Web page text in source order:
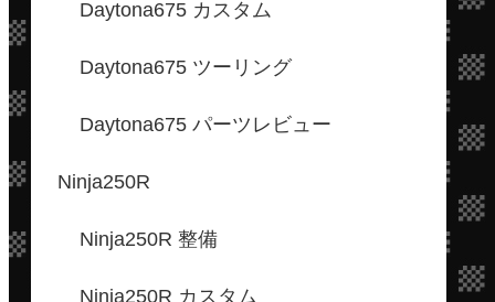
Daytona675 カスタム
Daytona675 ツーリング
Daytona675 パーツレビュー
Ninja250R
Ninja250R 整備
Ninja250R カスタム